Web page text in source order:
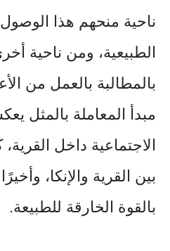
ناحية منحهم هذا الوصول
الطبيعية، ومن ناحية
بالمطالبة بالعمل من
مبدأ المعاملة بالمثل
الاجتماعية داخل القرية،
بين القرية والإنكا،
بالقوة الخارقة للطبيعة.